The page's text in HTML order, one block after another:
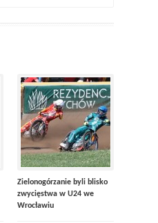
Zielonogórzanie byli blisko
zwycięstwa w U24 we
Wrocławiu